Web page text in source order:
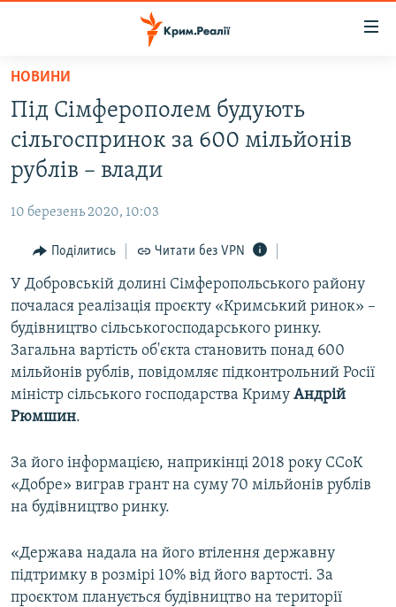
Перейти
основного
матеріалу
Перейти
до
основної
навігації
Перейти
пошуку
ВОДА.КРИМ
ВІДЕО ТА ФОТО
БЛОГИ
ПОГЛЯД
ІНТЕРВ'Ю
ВСЕ ЗА ДЕНЬ
СПЕЦПРОЕКТИ
ДЕПОРТАЦІЯ
ВІДЕОУРОКИ «ELIFBE»
УКРАЇНСЬКА ПРОБЛЕМА КРИМУ
ІНФОГРАФІКА
ЯК ОБІЙТИ БЛОКУВАННЯ
Qırımtatar
ДОЛУЧАЙСЯ!
Усі сайти RFE/RL
НОВИНИ
Під Сімферополем будують
сільгоспринок за 600 мільйонів
рублів – влади
10 березень 2020, 10:03
Поділитись Читати без VPN
У Добровській долині Сімферопольського району
почалася реалізація проєкту «Кримський ринок» –
будівництво сільськогосподарського ринку.
Загальна вартість об'єкта становить понад 600
мільйонів рублів, повідомляє підконтрольний Росії
міністр сільського господарства Криму Андрій
Рюмшин.
За його інформацією, наприкінці 2018 року ССоК
«Добре» виграв грант на суму 70 мільйонів рублів
на будівництво ринку.
«Держава надала на його втілення державну
підтримку в розмірі 10% від його вартості. За
проєктом планується будівництво на території